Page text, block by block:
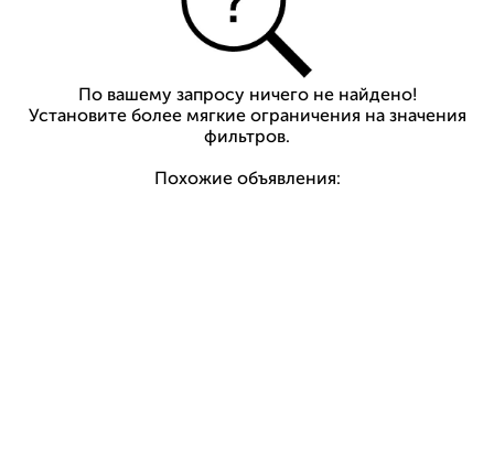
По вашему запросу ничего не найдено!
Установите более мягкие ограничения на значения
фильтров.
Похожие объявления: